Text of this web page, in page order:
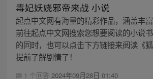
毒妃妖娆邪帝来战 小说
起点中文网有海量的精彩作品，涵盖丰
前往起点中文网搜索您想要阅读的小说
的同时，也可以点击下方链接来阅读《
提前了解剧情了！
1 个回答 2024年09月28日 01:40